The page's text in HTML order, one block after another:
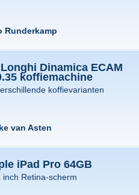
Runderkamp
Dinamica ECAM
koffiemachine
koffievarianten
van Asten
iPad Pro 64GB
inch Retina-scherm